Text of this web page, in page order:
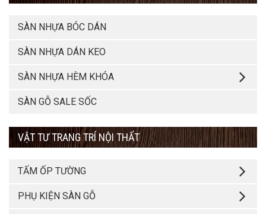
SÀN NHỰA BÓC DÁN
SÀN NHỰA DÁN KEO
SÀN NHỰA HÈM KHÓA
SÀN GỖ SALE SỐC
VẬT TƯ TRANG TRÍ NỘI THẤT
TẤM ỐP TƯỜNG
PHỤ KIỆN SÀN GỖ